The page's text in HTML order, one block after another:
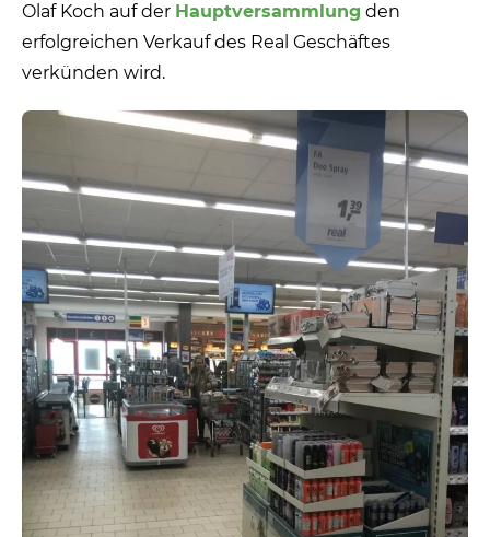
Olaf Koch auf der Hauptversammlung den
erfolgreichen Verkauf des Real Geschäftes
verkünden wird.